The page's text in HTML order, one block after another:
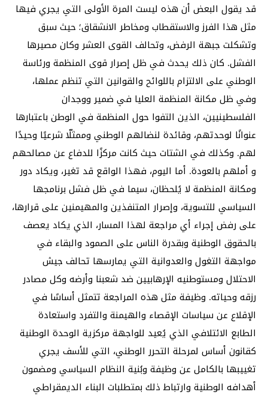
قد يقول البعض أن هذه ليست المرة الأولى التي يجري فيها
مثل هذا الفرز والاستقطاب ومخاطر الانشقاق؛ حيث سبق
وتشكلت جبهة الرفض، وتحالف القوى العشر وكان مصيرها
الفشل. كان ذلك يحدث في ظل إصرار قوى المنظمة ورئاسة
الوطني على الالتزام باللوائح والقوانين التي تنظم عملها،
وفي ظل مكانة المنظمة العليا في ضمير ووجدان
الفلسطينيين، الذين التفوا حول المنظمة في الوطن باعتبارها
عنوانًا لوحدتهم، وقائدة لنضالهم الوطني وممثلّا شرعيًا وحيدًا
لهم. وكذلك في الشتات حيث كانت مركزًا للدفاع عن مصالحهم
و أملهم بالعودة. أما اليوم، فهذا الواقع قد تغير، ويكاد دور
ومكانة المنظمة لا يُلحظان، سيما في ظل فشل برنامجها
السياسي للتسوية، وإصرار المتنفذين والمهيمنين على قرارها،
على رفض إجراء أي مراجعة لهذا المسار، الذي يكاد يعصف
بالحقوق الوطنية وبقدرة الناس على الصمود والبقاء في
مواجهة التغول والعدوانية التي يمارسها تحالف جيش
الاحتلال ومستوطنيه الإرهابيين ضد شعبنا وأرضه وكل مصادر
رزقه وحياته. وظيفة مثل هذه المراجعة تتمثل أساسًا في
الإقلاع عن سياسات الإقصاء والهيمنة والتفرد واستعادة
الطابع الائتلافي الذي يُعيد للواجهة مركزية الوحدة الوطنية
كقانون أساس لمرحلة التحرر الوطني، التي للأسف يجري
تغييبها بالكامل عن وظيفة وبُنية النظام السياسي ومضمون
أهدافه الوطنية وارتباط ذلك بمتطلبات البناء الديمقراطي